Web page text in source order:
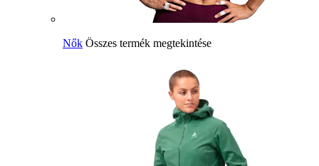
Nők Összes termék megtekintése